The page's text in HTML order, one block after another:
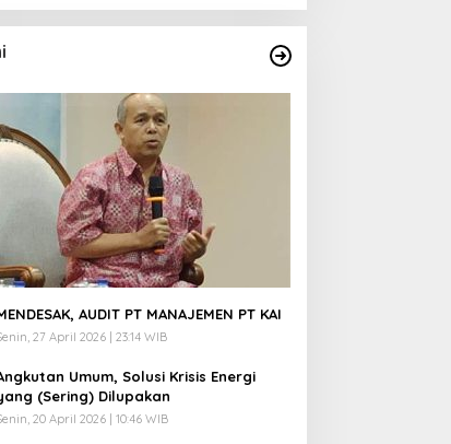
AUDIT PT MANAJEMEN PT KAI
27 April 2026 | 23:14 WIB
Umum, Solusi Krisis Energi
(Sering) Dilupakan
20 April 2026 | 10:46 WIB